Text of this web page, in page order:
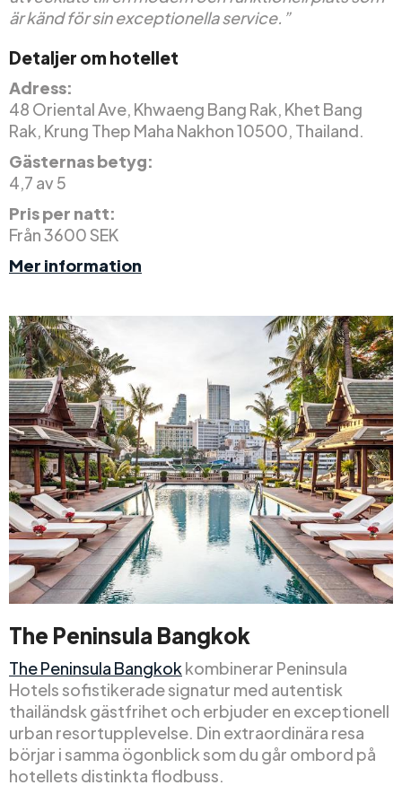
är känd för sin exceptionella service.”
Detaljer om hotellet
Adress:
48 Oriental Ave, Khwaeng Bang Rak, Khet Bang
Rak, Krung Thep Maha Nakhon 10500, Thailand.
Gästernas betyg:
4,7 av 5
Pris per natt:
Från 3600 SEK
Mer information
The Peninsula Bangkok
The Peninsula Bangkok kombinerar Peninsula
Hotels sofistikerade signatur med autentisk
thailändsk gästfrihet och erbjuder en exceptionell
urban resortupplevelse. Din extraordinära resa
börjar i samma ögonblick som du går ombord på
hotellets distinkta flodbuss.